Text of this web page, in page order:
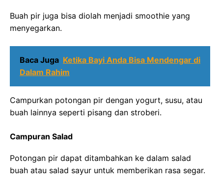
Buah pir juga bisa diolah menjadi smoothie yang
menyegarkan.
Baca Juga Ketika Bayi Anda Bisa Mendengar di
Dalam Rahim
Campurkan potongan pir dengan yogurt, susu, atau
buah lainnya seperti pisang dan stroberi.
Campuran Salad
Potongan pir dapat ditambahkan ke dalam salad
buah atau salad sayur untuk memberikan rasa segar.